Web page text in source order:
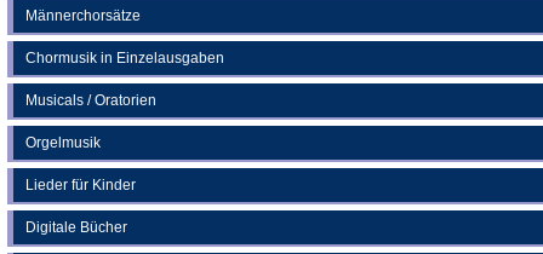
Männerchorsätze
Chormusik in Einzelausgaben
Musicals / Oratorien
Orgelmusik
Lieder für Kinder
Digitale Bücher